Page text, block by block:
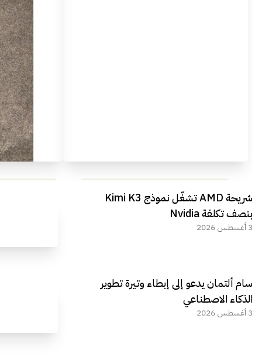
مراجعة شاملة لعملاق الألعاب
الجديد REDMAGIC 11 AIR
شريحة AMD تشغّل نموذج Kimi K3
بنصف تكلفة Nvidia
3 أغسطس 2026
سام ألتمان يدعو إلى إبطاء وتيرة تطوير
الذكاء الاصطناعي
3 أغسطس 2026